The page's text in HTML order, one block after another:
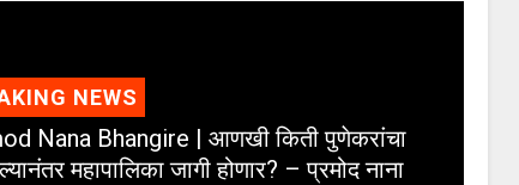
NEWS
Nana Bhangire | आणखी किती पुणेकरांचा
महापालिका जागी होणार? – प्रमोद नाना